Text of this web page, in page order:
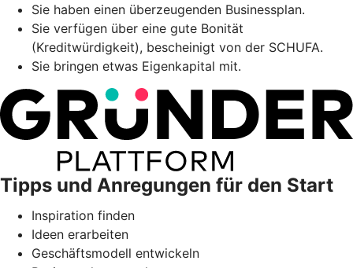
Sie haben einen überzeugenden Businessplan.
Sie verfügen über eine gute Bonität
(Kreditwürdigkeit), bescheinigt von der SCHUFA.
Sie bringen etwas Eigenkapital mit.
Tipps und Anregungen für den Start
Inspiration finden
Ideen erarbeiten
Geschäftsmodell entwickeln